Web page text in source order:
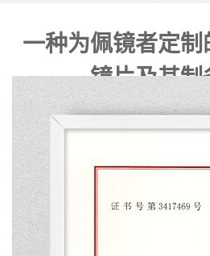
一种为佩镜者定
镜片及其制